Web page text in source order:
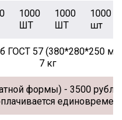
1000
ШТ
1000
ШТ
1000
шт
ГОСТ 57 (380*280*250
7 кг
формы) - 3500